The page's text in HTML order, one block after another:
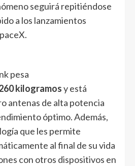
seguirá repitiéndose
a los lanzamientos
pesa
kilogramosy está
antenas de alta potencia
óptimo. Además,
que les permite
al final de su vida
con otros dispositivos en